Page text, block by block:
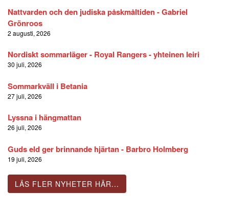
Nattvarden och den judiska påskmåltiden - Gabriel
Grönroos
2 augusti, 2026
Nordiskt sommarläger - Royal Rangers - yhteinen leiri
30 juli, 2026
Sommarkväll i Betania
27 juli, 2026
Lyssna i hängmattan
26 juli, 2026
Guds eld ger brinnande hjärtan - Barbro Holmberg
19 juli, 2026
LÄS FLER NYHETER HÄR...